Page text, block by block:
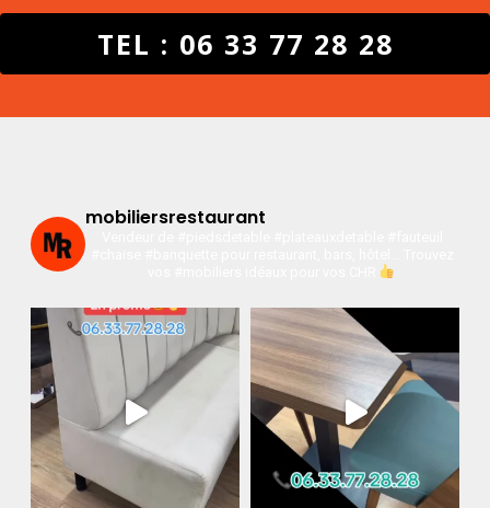
TEL : 06 33 77 28 28
mobiliersrestaurant